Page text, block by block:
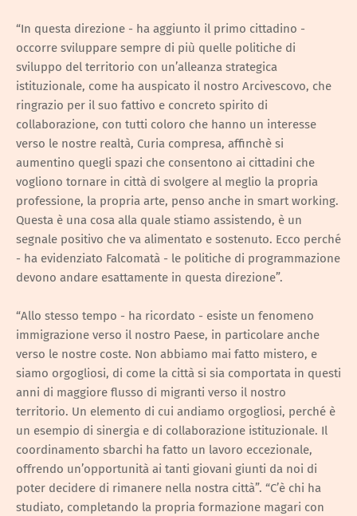
“In questa direzione - ha aggiunto il primo cittadino -
occorre sviluppare sempre di più quelle politiche di
sviluppo del territorio con un’alleanza strategica
istituzionale, come ha auspicato il nostro Arcivescovo, che
ringrazio per il suo fattivo e concreto spirito di
collaborazione, con tutti coloro che hanno un interesse
verso le nostre realtà, Curia compresa, affinchè si
aumentino quegli spazi che consentono ai cittadini che
vogliono tornare in città di svolgere al meglio la propria
professione, la propria arte, penso anche in smart working.
Questa è una cosa alla quale stiamo assistendo, è un
segnale positivo che va alimentato e sostenuto. Ecco perché
- ha evidenziato Falcomatà - le politiche di programmazione
devono andare esattamente in questa direzione”.
“Allo stesso tempo - ha ricordato - esiste un fenomeno
immigrazione verso il nostro Paese, in particolare anche
verso le nostre coste. Non abbiamo mai fatto mistero, e
siamo orgogliosi, di come la città si sia comportata in questi
anni di maggiore flusso di migranti verso il nostro
territorio. Un elemento di cui andiamo orgogliosi, perché è
un esempio di sinergia e di collaborazione istituzionale. Il
coordinamento sbarchi ha fatto un lavoro eccezionale,
offrendo un’opportunità ai tanti giovani giunti da noi di
poter decidere di rimanere nella nostra città”. “C’è chi ha
studiato, completando la propria formazione magari con